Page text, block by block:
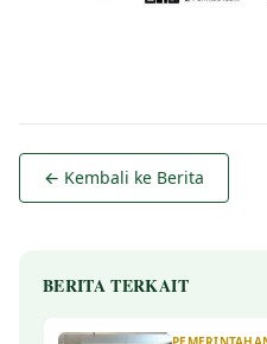
← Kembali ke Berita
BERITA TERKAIT